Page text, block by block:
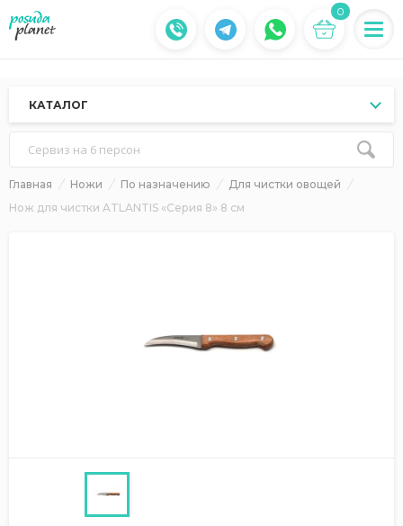
0
КАТАЛОГ
Сервиз на 6 персон
Главная Ножи По назначению
Для чистки овощей
Нож для чистки ATLANTIS «Серия 8» 8 см